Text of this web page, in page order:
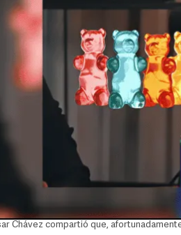
Chávez compartió que,